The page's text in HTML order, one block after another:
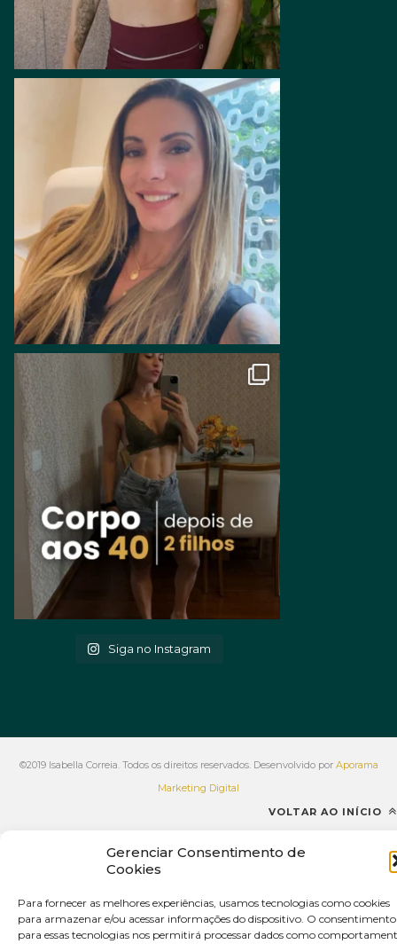
Gerenciar Consentimento de
Cookies
Para fornecer as melhores experiências, usamos tecnologias como cookies
para armazenar e/ou acessar informações do dispositivo. O consentimento
para essas tecnologias nos permitirá processar dados como
Siga no Instagram
©2019 Isabella Correia. Todos os direitos reservados. Desenvolvido por Aporama
Marketing Digital
VOLTAR AO INÍCIO